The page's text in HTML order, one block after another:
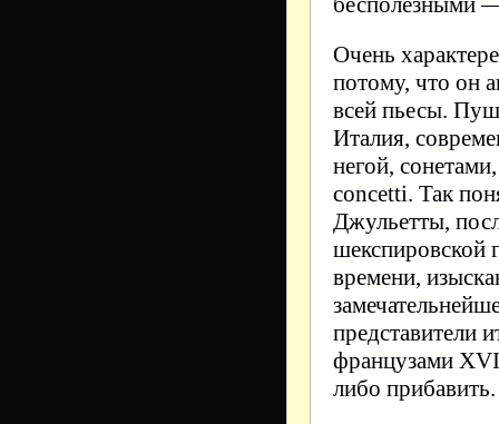
Очень
потому, что он
всей пьесы.
Италия,
негой,
concetti. Так
Джульетты,
шекспировской
времени,
представители
французами XVI
либо прибавить.